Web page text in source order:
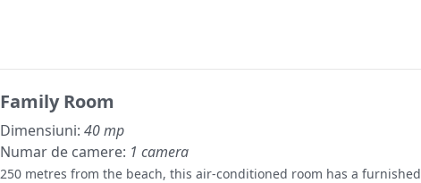
Family Room
Dimensiuni: 40 mp
Numar de camere: 1 camera
250 metres from the beach, this air-conditioned room has a furnished